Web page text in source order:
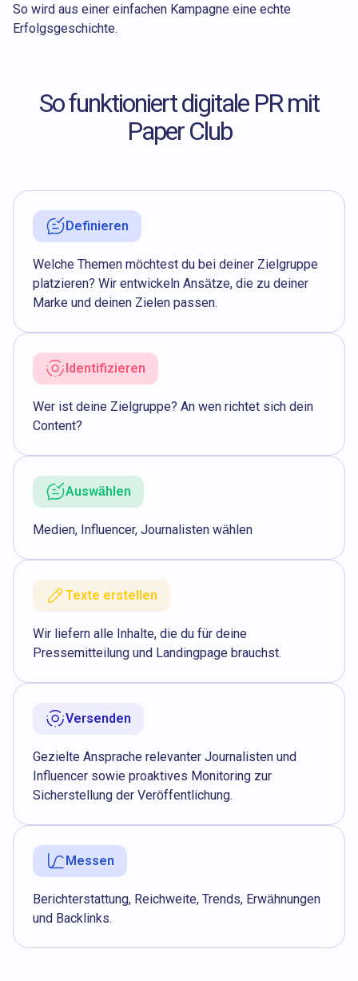
So wird aus einer einfachen Kampagne eine echte
Erfolgsgeschichte.
So funktioniert digitale PR mit
Paper Club
Definieren
Welche Themen möchtest du bei deiner Zielgruppe
platzieren? Wir entwickeln Ansätze, die zu deiner
Marke und deinen Zielen passen.
Identifizieren
Wer ist deine Zielgruppe? An wen richtet sich dein
Content?
Auswählen
Medien, Influencer, Journalisten wählen
Texte erstellen
Wir liefern alle Inhalte, die du für deine
Pressemitteilung und Landingpage brauchst.
Versenden
Gezielte Ansprache relevanter Journalisten und
Influencer sowie proaktives Monitoring zur
Sicherstellung der Veröffentlichung.
Messen
Berichterstattung, Reichweite, Trends, Erwähnungen
und Backlinks.